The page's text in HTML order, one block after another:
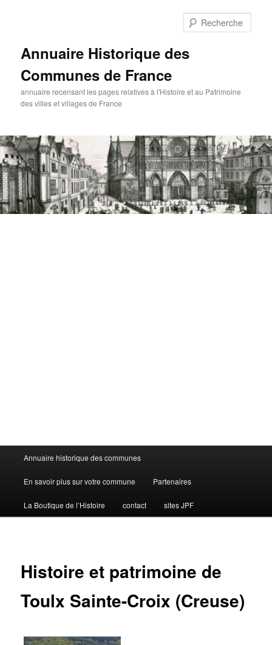
Annuaire Historique des
Communes de France
annuaire recensant les pages relatives à l'Histoire et au Patrimoine
des villes et villages de France
Menu
principal
Annuaire historique des communes
En savoir plus sur votre commune Partenaires
La Boutique de l’Histoire contact sites JPF
Histoire et patrimoine de
Toulx Sainte-Croix (Creuse)